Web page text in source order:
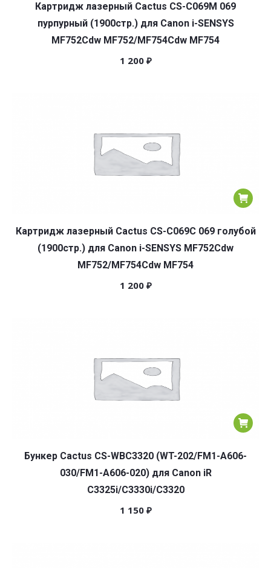
Картридж лазерный Cactus CS-C069M 069
пурпурный (1900стр.) для Canon i-SENSYS
MF752Cdw MF752/MF754Cdw MF754
1 200 ₽
Картридж лазерный Cactus CS-C069C 069 голубой
(1900стр.) для Canon i-SENSYS MF752Cdw
MF752/MF754Cdw MF754
1 200 ₽
Бункер Cactus CS-WBC3320 (WT-202/FM1-A606-
030/FM1-A606-020) для Canon iR
C3325i/C3330i/C3320
1 150 ₽